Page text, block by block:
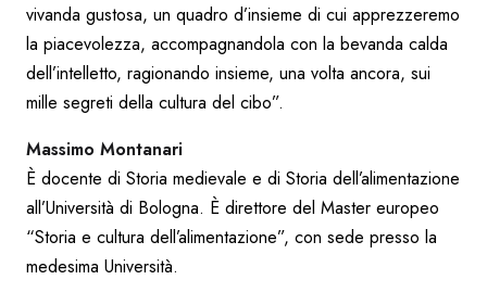
vivanda gustosa, un quadro d’insieme di cui apprezzeremo
la piacevolezza, accompagnandola con la bevanda calda
dell’intelletto, ragionando insieme, una volta ancora, sui
mille segreti della cultura del cibo”.
Massimo Montanari
È docente di Storia medievale e di Storia dell’alimentazione
all’Università di Bologna. È direttore del Master europeo
“Storia e cultura dell’alimentazione”, con sede presso la
medesima Università.